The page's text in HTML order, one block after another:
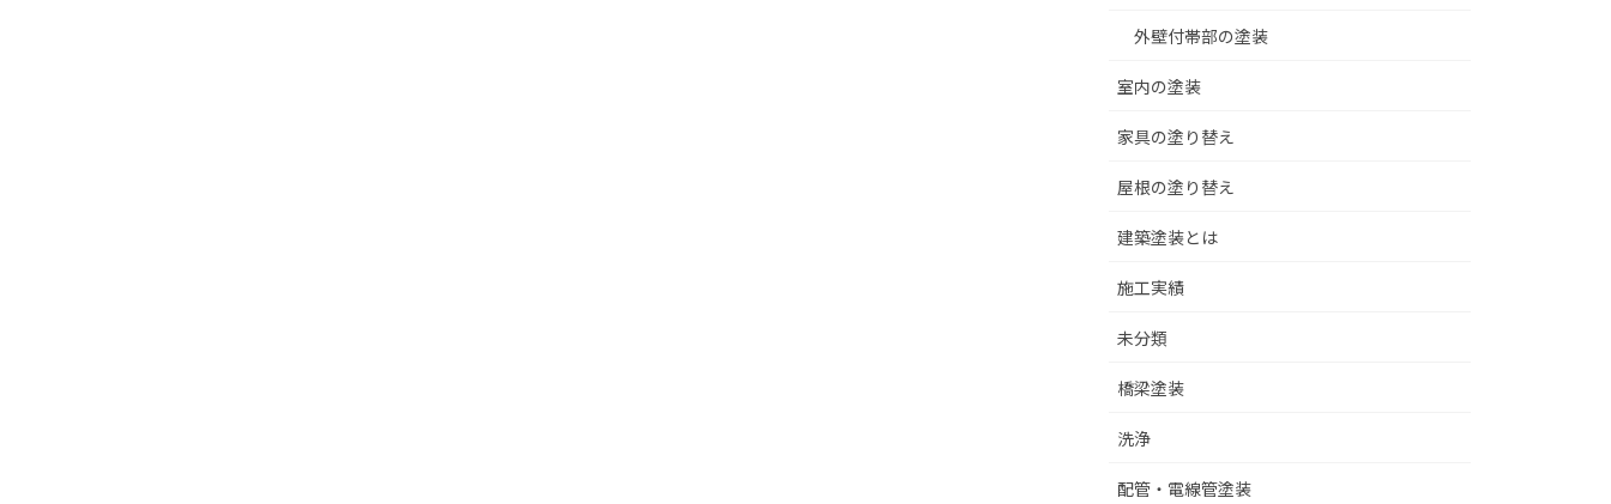
外壁付帯部の塗装
室内の塗装
家具の塗り替え
屋根の塗り替え
建築塗装とは
施工実績
未分類
橋梁塗装
洗浄
配管・電線管塗装